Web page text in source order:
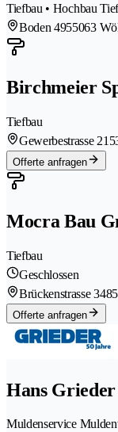
Tiefbau • Hochbau
Boden 4955063
Birchmeier
Tiefbau
Gewerbestrasse 21
Offerte anfragen
Mocra Bau
Tiefbau
Geschlossen
Brückenstrasse 3
Offerte anfragen
Hans
Muldenservice